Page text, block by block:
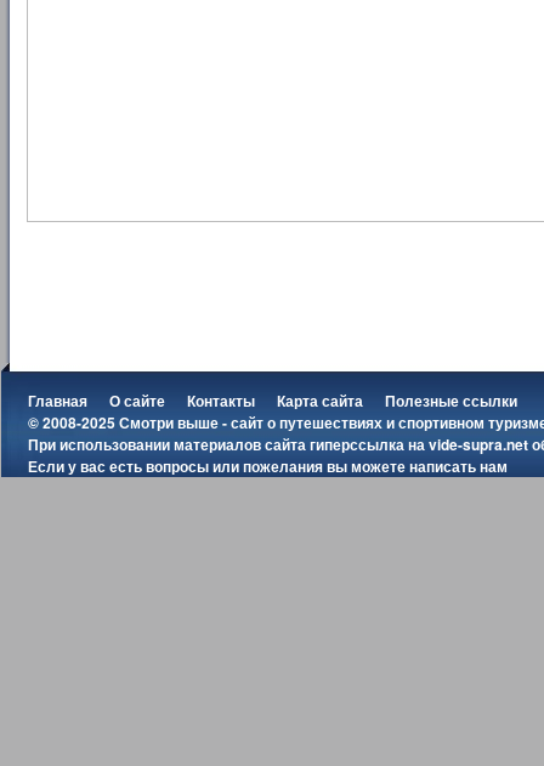
Главная О сайте Контакты Карта сайта
Полезные ссылки
© 2008-2025 Смотри выше - сайт о путешествиях и спортивном
При использовании материалов сайта гиперссылка наvide-supra.net
Если у вас есть вопросы или пожелания вы можетенаписать нам